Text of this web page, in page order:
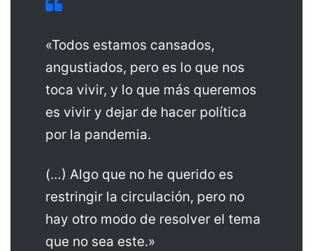
«Todos estamos cansados,
angustiados, pero es lo que nos
toca vivir, y lo que más queremos
es vivir y dejar de hacer política
por la pandemia.
(…) Algo que no he querido es
restringir la circulación, pero no
hay otro modo de resolver el tema
que no sea este.»